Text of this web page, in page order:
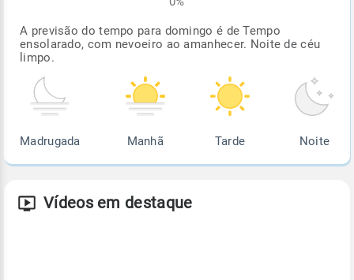
A previsão do tempo para domingo é de Tempo
ensolarado, com nevoeiro ao amanhecer. Noite de céu
limpo.
Madrugada Manhã Tarde Noite
Vídeos em destaque